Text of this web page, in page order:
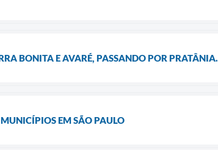
BONITA E AVARÉ, PASSANDO POR PRATÂNIA.
EM SÃO PAULO